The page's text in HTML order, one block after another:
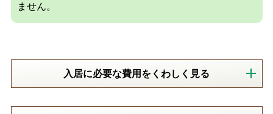
ません。
入居に必要な費用をくわしく見る